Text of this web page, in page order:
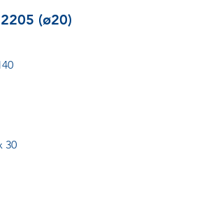
(ø20)
30